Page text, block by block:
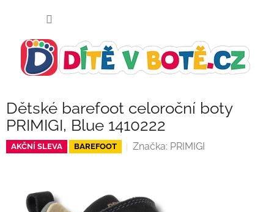
Dětské barefoot celoroční boty
PRIMIGI, Blue 1410222
AKČNÍ SLEVA BAREFOOT Značka: PRIMIGI